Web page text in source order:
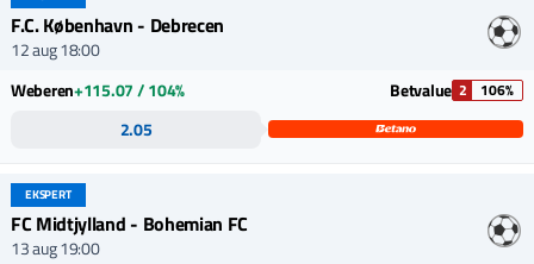
F.C. København - Debrecen
12 aug 18:00
Weberen+115.07 / 104% Betvalue 2 106%
2.05
EKSPERT
FC Midtjylland - Bohemian FC
13 aug 19:00